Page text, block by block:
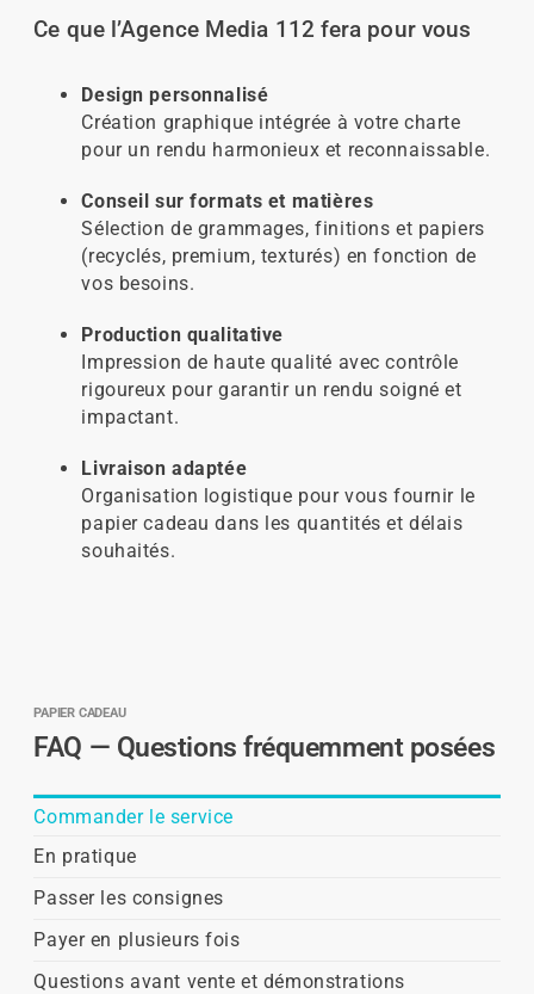
Ce que l’Agence Media 112 fera pour vous
Design personnalisé
Création graphique intégrée à votre charte
pour un rendu harmonieux et reconnaissable.
Conseil sur formats et matières
Sélection de grammages, finitions et papiers
(recyclés, premium, texturés) en fonction de
vos besoins.
Production qualitative
Impression de haute qualité avec contrôle
rigoureux pour garantir un rendu soigné et
impactant.
Livraison adaptée
Organisation logistique pour vous fournir le
papier cadeau dans les quantités et délais
souhaités.
PAPIER CADEAU
FAQ — Questions fréquemment posées
Commander le service
En pratique
Passer les consignes
Payer en plusieurs fois
Questions avant vente et démonstrations